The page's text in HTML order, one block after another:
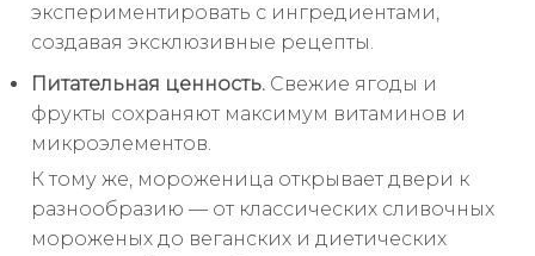
экспериментировать с ингредиентами,
создавая эксклюзивные рецепты.
Питательная ценность. Свежие ягоды и
фрукты сохраняют максимум витаминов и
микроэлементов.
К тому же, мороженица открывает двери к
разнообразию — от классических сливочных
мороженых до веганских и диетических